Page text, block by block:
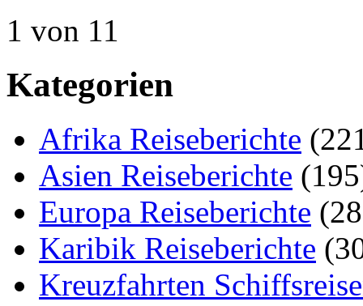
1 von 11
Kategorien
Afrika Reiseberichte
Asien Reiseberichte
Europa Reiseberichte
Karibik Reiseberichte
Kreuzfahrten